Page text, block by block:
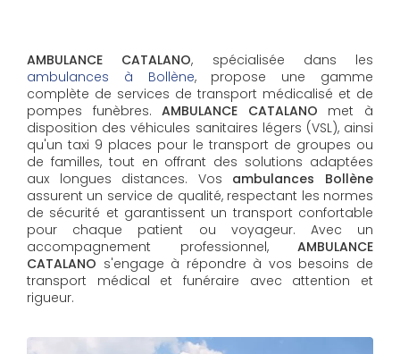
AMBULANCE CATALANO, spécialisée dans les
ambulances à Bollène, propose une gamme
complète de services de transport médicalisé et de
pompes funèbres.AMBULANCE CATALANO met à
disposition des véhicules sanitaires légers (VSL), ainsi
qu'un taxi 9 places pour le transport de groupes ou
de familles, tout en offrant des solutions adaptées
aux longues distances. Vos ambulances Bollène
assurent un service de qualité, respectant les normes
de sécurité et garantissent un transport confortable
pour chaque patient ou voyageur. Avec un
accompagnement professionnel, AMBULANCE
CATALANO s'engage à répondre à vos besoins de
transport médical et funéraire avec attention et
rigueur.